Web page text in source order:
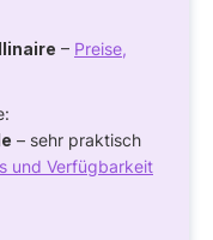
– Preise,
– sehr praktisch
und Verfügbarkeit